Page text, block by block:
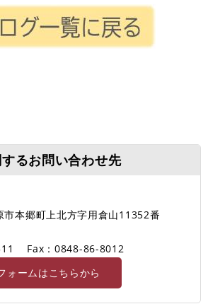
るお問い合わせ先
市本郷町上北方字用倉山11352番
Fax：0848-86-8012
ォームはこちらから